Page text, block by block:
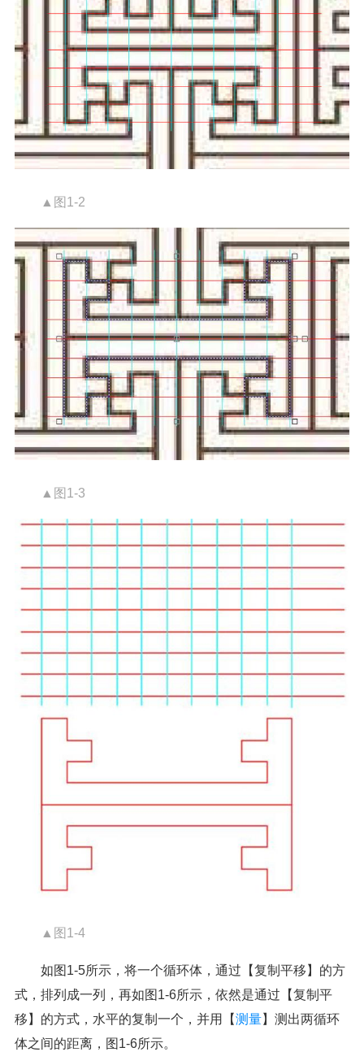
▲图1-2
▲图1-3
▲图1-4
如图1-5所示，将一个循环体，通过【复制平移】的方
式，排列成一列，再如图1-6所示，依然是通过【复制平
移】的方式，水平的复制一个，并用【测量】测出两循环
体之间的距离，图1-6所示。